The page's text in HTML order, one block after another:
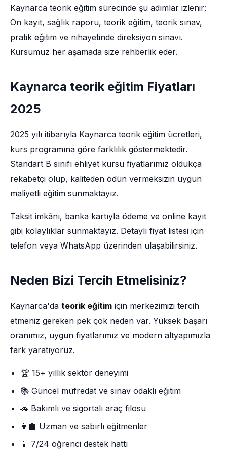
Kaynarca teorik eğitim sürecinde şu adımlar izlenir:
Ön kayıt, sağlık raporu, teorik eğitim, teorik sınav,
pratik eğitim ve nihayetinde direksiyon sınavı.
Kursumuz her aşamada size rehberlik eder.
Kaynarca teorik eğitim Fiyatları
2025
2025 yılı itibarıyla Kaynarca teorik eğitim ücretleri,
kurs programına göre farklılık göstermektedir.
Standart B sınıfı ehliyet kursu fiyatlarımız oldukça
rekabetçi olup, kaliteden ödün vermeksizin uygun
maliyetli eğitim sunmaktayız.
Taksit imkânı, banka kartıyla ödeme ve online kayıt
gibi kolaylıklar sunmaktayız. Detaylı fiyat listesi için
telefon veya WhatsApp üzerinden ulaşabilirsiniz.
Neden Bizi Tercih Etmelisiniz?
Kaynarca'da teorik eğitim için merkezimizi tercih
etmeniz gereken pek çok neden var. Yüksek başarı
oranımız, uygun fiyatlarımız ve modern altyapımızla
fark yaratıyoruz.
🏆 15+ yıllık sektör deneyimi
📚 Güncel müfredat ve sınav odaklı eğitim
🚗 Bakımlı ve sigortalı araç filosu
👨‍🏫 Uzman ve sabırlı eğitmenler
📱 7/24 öğrenci destek hattı